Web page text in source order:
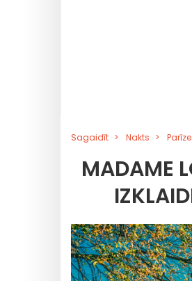
Sagaidīt Nakts
MADAME